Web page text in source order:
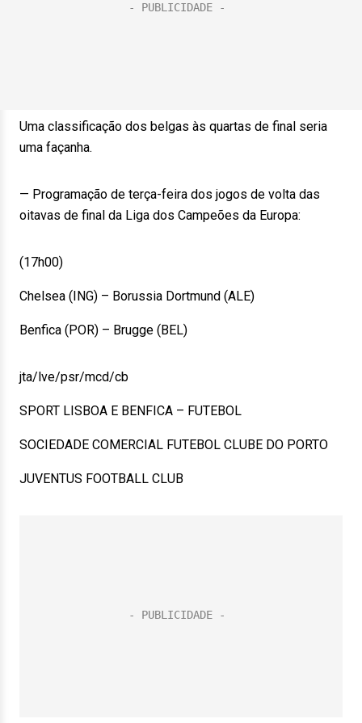
Uma classificação dos belgas às quartas de final seria
uma façanha.
— Programação de terça-feira dos jogos de volta das
oitavas de final da Liga dos Campeões da Europa:
(17h00)
Chelsea (ING) – Borussia Dortmund (ALE)
Benfica (POR) – Brugge (BEL)
jta/lve/psr/mcd/cb
SPORT LISBOA E BENFICA – FUTEBOL
SOCIEDADE COMERCIAL FUTEBOL CLUBE DO PORTO
JUVENTUS FOOTBALL CLUB